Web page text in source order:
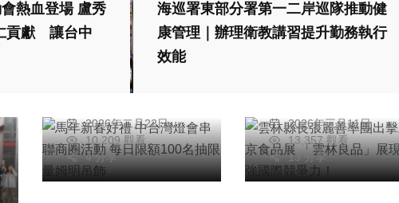
熱血登場 盧秀
貢獻 讓台中
海巡署東部分署第一二岸巡隊推動健
康管理｜辦理衛教講習提升勤務執行
效能
旅遊 科技新知
馬年新春好禮 中台
灣燈會串聯商圈活動
每日限額100名抽限
2026年二月22日
10,209 觀看
4 分享
綜合新聞
雲林縣長張麗善率團
2026年三月11日
13,357 觀看
13 分享
專欄
高哲翰講座教授春節
旅遊 文教
推廣閱讀 佛光山惠
中寺贈書中市圖豐富